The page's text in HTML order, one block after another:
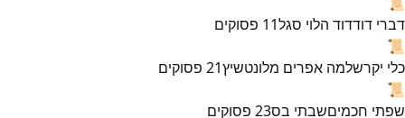
דברי דודדוד הלוי סגל11 פסוקים
📜
כלי יקרשלמה אפרים מלונטשיץ21 פסוקים
📜
שפתי חכמיםשבתי בס23 פסוקים